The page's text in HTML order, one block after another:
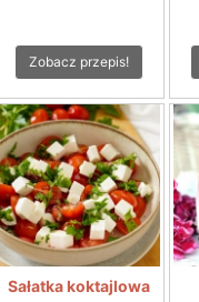
Zobacz przepis!
Sałatka koktajlowa